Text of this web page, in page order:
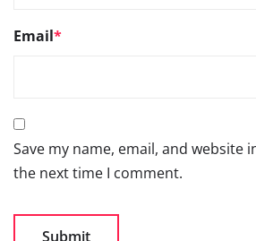
Email*
Save my name, email, and website
the next time I comment.